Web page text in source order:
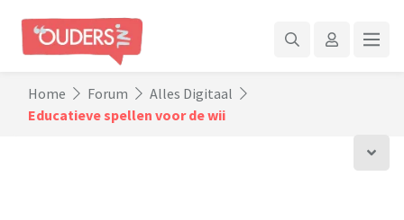
Home Forum
Alles Digitaal
Educatieve spellen voor de wii